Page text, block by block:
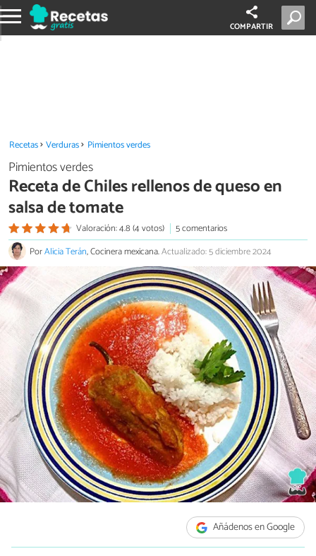
COMPARTIR
Recetas Verduras Pimientos verdes
Pimientos verdes
Receta de Chiles rellenos de queso en
salsa de tomate
Valoración: 4.8 (4 votos)
5 comentarios
PorAlicia Terán, Cocinera mexicana.Actualizado: 5 diciembre 2024
Añádenos en Google